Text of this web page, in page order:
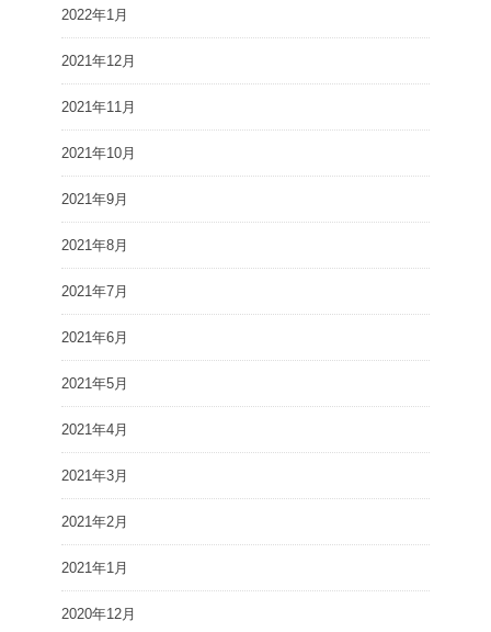
2022年1月
2021年12月
2021年11月
2021年10月
2021年9月
2021年8月
2021年7月
2021年6月
2021年5月
2021年4月
2021年3月
2021年2月
2021年1月
2020年12月